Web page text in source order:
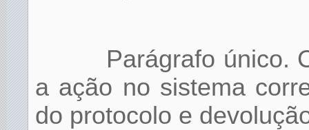
Parágrafo único.
a ação no sistema
do protocolo e